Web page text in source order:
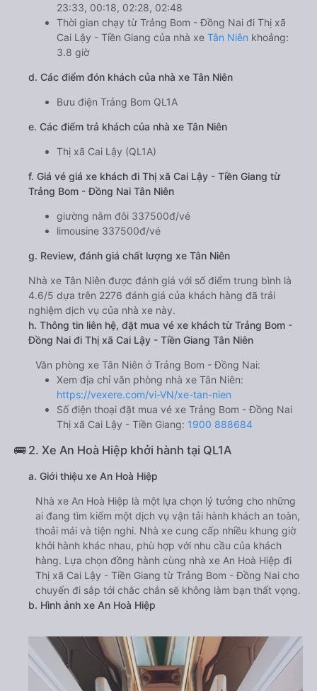
23:33, 00:18, 02:28, 02:48
Thời gian chạy từ Trảng Bom - Đồng Nai đi Thị xã
Cai Lậy - Tiền Giang của nhà xe Tân Niên khoảng:
3.8 giờ
d. Các điểm đón khách của nhà xe Tân Niên
Bưu điện Trảng Bom QL1A
e. Các điểm trả khách của nhà xe Tân Niên
Thị xã Cai Lậy (QL1A)
f. Giá vé giá xe khách đi Thị xã Cai Lậy - Tiền Giang từ
Trảng Bom - Đồng Nai Tân Niên
giường nằm đôi 337500đ/vé
limousine 337500đ/vé
g. Review, đánh giá chất lượng xe Tân Niên
Nhà xe Tân Niên được đánh giá với số điểm trung bình là
4.6/5 dựa trên 2276 đánh giá của khách hàng đã trải
nghiệm dịch vụ của nhà xe này.
h. Thông tin liên hệ, đặt mua vé xe khách từ Trảng Bom -
Đồng Nai đi Thị xã Cai Lậy - Tiền Giang Tân Niên
Văn phòng xe Tân Niên ở Trảng Bom - Đồng Nai:
Xem địa chỉ văn phòng nhà xe Tân Niên:
https://vexere.com/vi-VN/xe-tan-nien
Số điện thoại đặt mua vé xe Trảng Bom - Đồng Nai
Thị xã Cai Lậy - Tiền Giang: 1900 888684
🚌 2. Xe An Hoà Hiệp khởi hành tại QL1A
a. Giới thiệu xe An Hoà Hiệp
Nhà xe An Hoà Hiệp là một lựa chọn lý tưởng cho những
ai đang tìm kiếm một dịch vụ vận tải hành khách an toàn,
thoải mái và tiện nghi. Nhà xe cung cấp nhiều khung giờ
khởi hành khác nhau, phù hợp với nhu cầu của khách
hàng. Lựa chọn đồng hành cùng nhà xe An Hoà Hiệp đi
Thị xã Cai Lậy - Tiền Giang từ Trảng Bom - Đồng Nai cho
chuyến đi sắp tới chắc chắn sẽ không làm bạn thất vọng.
b. Hình ảnh xe An Hoà Hiệp